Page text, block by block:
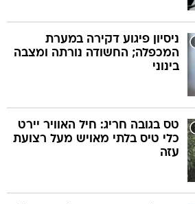
ניסיון פיגוע דקירה במערת
המכפלה; החשודה נורתה ומצבה
בינוני
טס בגובה חריג: חיל האוויר יירט
כלי טיס בלתי מאויש מעל רצועת
עזה